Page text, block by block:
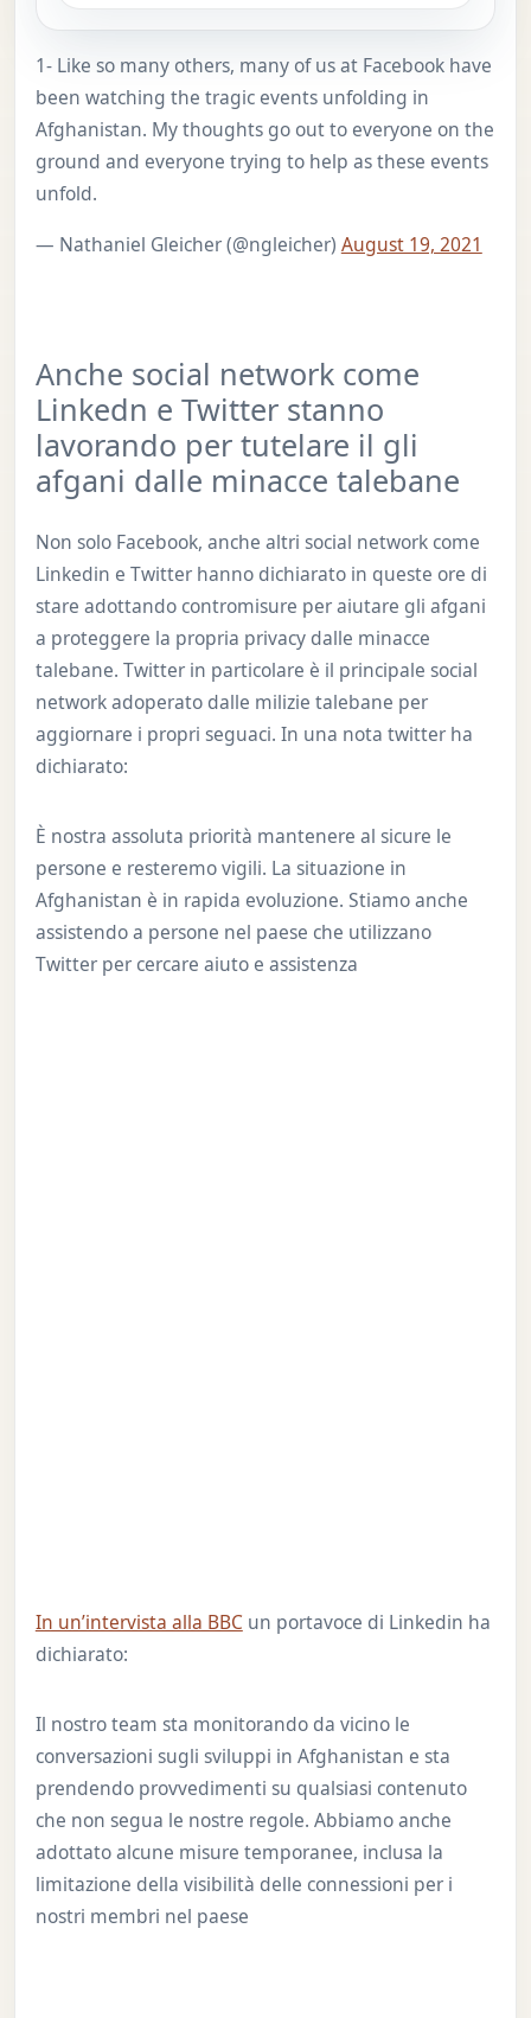
1- Like so many others, many of us at Facebook have
been watching the tragic events unfolding in
Afghanistan. My thoughts go out to everyone on the
ground and everyone trying to help as these events
unfold.
— Nathaniel Gleicher (@ngleicher) August 19, 2021
Anche social network come
Linkedn e Twitter stanno
lavorando per tutelare il gli
afgani dalle minacce talebane
Non solo Facebook, anche altri social network come
Linkedin e Twitter hanno dichiarato in queste ore di
stare adottando contromisure per aiutare gli afgani
a proteggere la propria privacy dalle minacce
talebane. Twitter in particolare è il principale social
network adoperato dalle milizie talebane per
aggiornare i propri seguaci. In una nota twitter ha
dichiarato:
È nostra assoluta priorità mantenere al sicure le
persone e resteremo vigili. La situazione in
Afghanistan è in rapida evoluzione. Stiamo anche
assistendo a persone nel paese che utilizzano
Twitter per cercare aiuto e assistenza
In un’intervista alla BBC un portavoce di Linkedin ha
dichiarato:
Il nostro team sta monitorando da vicino le
conversazioni sugli sviluppi in Afghanistan e sta
prendendo provvedimenti su qualsiasi contenuto
che non segua le nostre regole. Abbiamo anche
adottato alcune misure temporanee, inclusa la
limitazione della visibilità delle connessioni per i
nostri membri nel paese